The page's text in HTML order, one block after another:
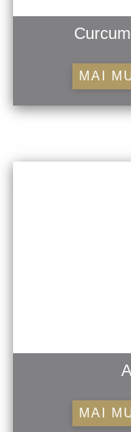
MAI
MAI